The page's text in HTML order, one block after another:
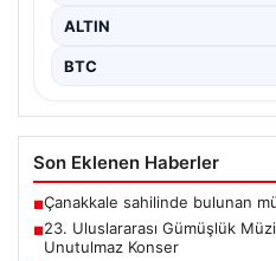
ALTIN
BTC
Son Eklenen Haberler
■Çanakkale sahilinde bulunan
■23. Uluslararası Gümüşlük
Unutulmaz Konser